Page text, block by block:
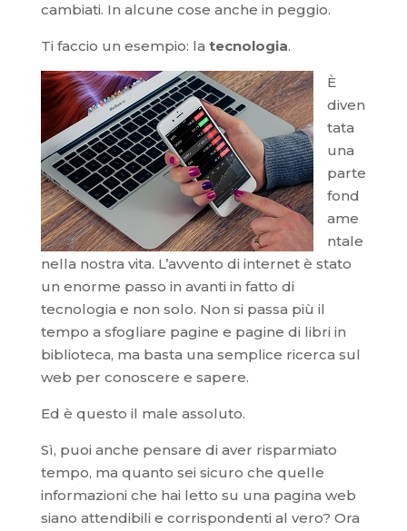
cambiati. In alcune cose anche in peggio.
Ti faccio un esempio: la tecnologia.
È
diven
tata
una
parte
fond
ame
ntale
nella nostra vita. L’avvento di internet è stato
un enorme passo in avanti in fatto di
tecnologia e non solo. Non si passa più il
tempo a sfogliare pagine e pagine di libri in
biblioteca, ma basta una semplice ricerca sul
web per conoscere e sapere.
Ed è questo il male assoluto.
Sì, puoi anche pensare di aver risparmiato
tempo, ma quanto sei sicuro che quelle
informazioni che hai letto su una pagina web
siano attendibili e corrispondenti al vero? Ora